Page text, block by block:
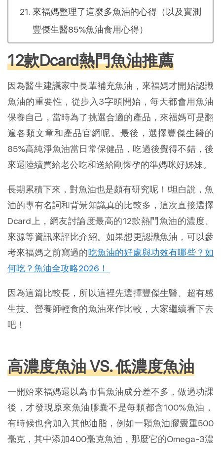
來福媽整理了這麼多魚油的心得（以及實測
豐傑生醫85%魚油食用心得）
12款Dcard熱門魚油推薦
因為醫生建議家中長輩補充魚油，來福媽才開始認識
魚油的重要性，從步入3字頭開始，每天都會用魚油
保養自己，當時為了挑選合適的產品，來福媽可是翻
遍各類文章和產品官網呢。最後，選擇豐傑生醫的
85%高純淨魚油當日常保健品，吃過後覺得不錯，後
來還陸續買給老公吃和送給剛懷孕的準媽咪好姊妹。
長期累積下來，對魚油也是頗有研究呢！!坦白說，魚
油的專有名詞和背景知識真的比較多，這次直接選擇
Dcard上，網友討論度最高的12款熱門魚油的濃度、
來源等資訊來評比介紹。如果想更認識魚油，可以參
考來福媽之前寫過的吃魚油的好處與功效有哪些？如
何吃？魚油全攻略2026！
因為這篇比較長，所以這裡先選擇豐傑生醫、超有感
生技、營養師輕食的魚油來作比較，大家繼續看下去
吧！
高濃度魚油 VS. 低濃度魚油
一開始來福媽還以為市售魚油成分差不多，做過功課
後，才發現原來魚油膠囊不是每顆都含100%魚油，
有時候也會加入其他油脂，例如一顆魚油膠囊重500
毫克，其中添加400毫克魚油，那麼它的Omega-3濃